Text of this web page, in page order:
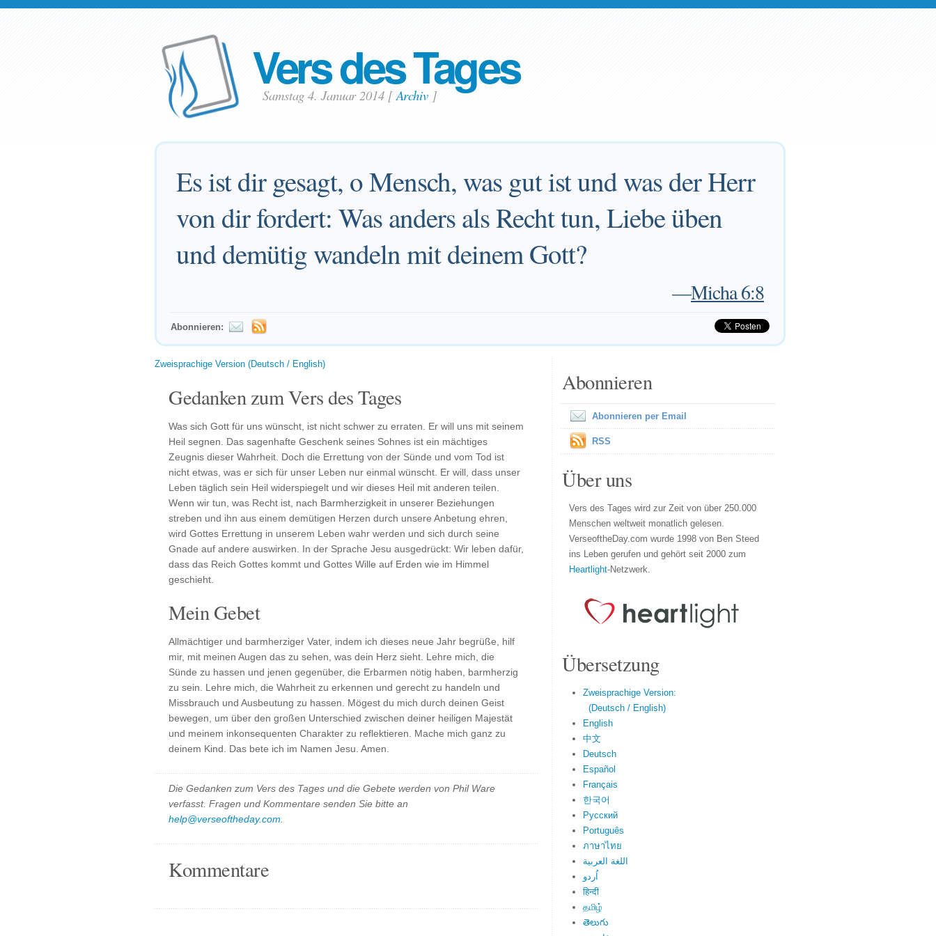
Vers des Tages
Samstag 4. Januar 2014 [Archiv]
Es ist dir gesagt, o Mensch, was gut ist und was der Herr
von dir fordert: Was anders als Recht tun, Liebe üben
und demütig wandeln mit deinem Gott?
—Micha 6:8
Abonnieren:
Zweisprachige Version (Deutsch / English)
Gedanken zum Vers des Tages
Was sich Gott für uns wünscht, ist nicht schwer zu erraten. Er will uns mit seinem
Heil segnen. Das sagenhafte Geschenk seines Sohnes ist ein mächtiges
Zeugnis dieser Wahrheit. Doch die Errettung von der Sünde und vom Tod ist
nicht etwas, was er sich für unser Leben nur einmal wünscht. Er will, dass unser
Leben täglich sein Heil widerspiegelt und wir dieses Heil mit anderen teilen.
Wenn wir tun, was Recht ist, nach Barmherzigkeit in unserer Beziehungen
streben und ihn aus einem demütigen Herzen durch unsere Anbetung ehren,
wird Gottes Errettung in unserem Leben wahr werden und sich durch seine
Gnade auf andere auswirken. In der Sprache Jesu ausgedrückt: Wir leben dafür,
dass das Reich Gottes kommt und Gottes Wille auf Erden wie im Himmel
geschieht.
Mein Gebet
Allmächtiger und barmherziger Vater, indem ich dieses neue Jahr begrüße, hilf
mir, mit meinen Augen das zu sehen, was dein Herz sieht. Lehre mich, die
Sünde zu hassen und jenen gegenüber, die Erbarmen nötig haben, barmherzig
zu sein. Lehre mich, die Wahrheit zu erkennen und gerecht zu handeln und
Missbrauch und Ausbeutung zu hassen. Mögest du mich durch deinen Geist
bewegen, um über den großen Unterschied zwischen deiner heiligen Majestät
und meinem inkonsequenten Charakter zu reflektieren. Mache mich ganz zu
deinem Kind. Das bete ich im Namen Jesu. Amen.
Die Gedanken zum Vers des Tages und die Gebete werden von Phil Ware
verfasst. Fragen und Kommentare senden Sie bitte an
help@verseoftheday.com
Kommentare
Abonnieren
Abonnieren per Email
RSS
Über uns
Vers des Tages wird zur Zeit von über 250.000
Menschen weltweit monatlich gelesen.
VerseoftheDay.com wurde 1998 von Ben Steed
ins Leben gerufen und gehört seit 2000 zum
Heartlight-Netzwerk.
Übersetzung
Zweisprachige Version:
(Deutsch / English)
English
中文
Deutsch
Español
Français
한국어
Русский
Português
ภาษาไทย
اللغة العربية
اُردو
हिन्दी
தமிழ்
తెలుగు